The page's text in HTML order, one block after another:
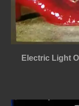
Electric Light